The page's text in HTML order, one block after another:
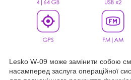
Lesko W-09 може замінити собою
насамперед заслуга операційної